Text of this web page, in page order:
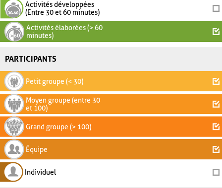
Activités développées
(Entre 30 et 60 minutes)
Activités élaborées (> 60
minutes)
PARTICIPANTS
Petit groupe (< 30)
Moyen groupe (entre 30
et 100)
Grand groupe (> 100)
Équipe
Individuel